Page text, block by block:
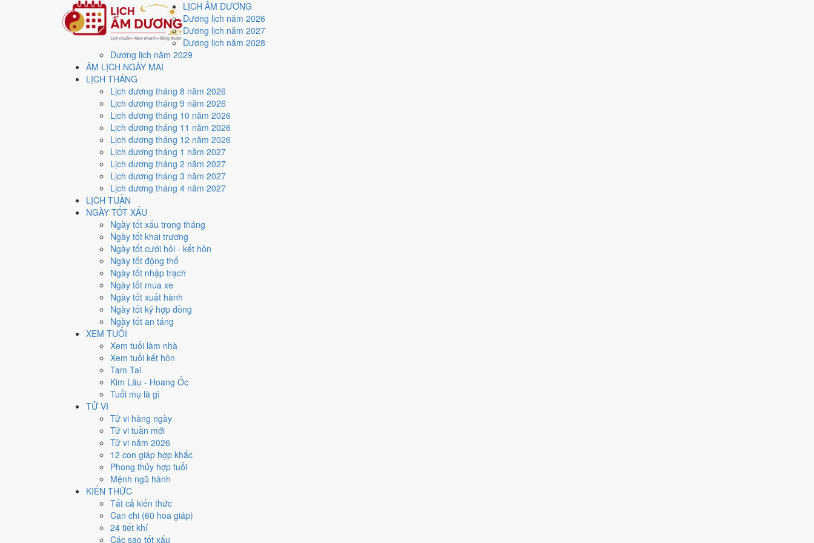
LỊCH ÂM DƯƠNG
Dương lịch năm 2026
Dương lịch năm 2027
Dương lịch năm 2028
Dương lịch năm 2029
ÂM LỊCH NGÀY MAI
LỊCH THÁNG
Lịch dương tháng 8 năm 2026
Lịch dương tháng 9 năm 2026
Lịch dương tháng 10 năm 2026
Lịch dương tháng 11 năm 2026
Lịch dương tháng 12 năm 2026
Lịch dương tháng 1 năm 2027
Lịch dương tháng 2 năm 2027
Lịch dương tháng 3 năm 2027
Lịch dương tháng 4 năm 2027
LỊCH TUẦN
NGÀY TỐT XẤU
Ngày tốt xấu trong tháng
Ngày tốt khai trương
Ngày tốt cưới hỏi - kết hôn
Ngày tốt động thổ
Ngày tốt nhập trạch
Ngày tốt mua xe
Ngày tốt xuất hành
Ngày tốt ký hợp đồng
Ngày tốt an táng
XEM TUỔI
Xem tuổi làm nhà
Xem tuổi kết hôn
Tam Tai
Kim Lâu - Hoang Ốc
Tuổi mụ là gì
TỬ VI
Tử vi hàng ngày
Tử vi tuần mới
Tử vi năm 2026
12 con giáp hợp khắc
Phong thủy hợp tuổi
Mệnh ngũ hành
KIẾN THỨC
Tất cả kiến thức
Can chi (60 hoa giáp)
24 tiết khí
Các sao tốt xấu
Trang chủ
Công cụ
Tính tuổi âm lịch
Tra tuổi mụ và tuổi dương theo năm sinh
Cập nhật: 31/07/2026
Tuổi âm lịch, quen gọi là tuổi mụ , luôn lớn hơn tuổi dương một tuổi vì người xưa tính cả thời gian trong bụng mẹ. Nhập năm sinh, trang trả về tuổi mụ của năm nay kèm can chi và con
giáp, là ba dữ kiện dùng cho hầu hết phép xem tuổi.
Chọn năm sinh dương lịch
Năm sinh dương lịch
Xem kết quả
Năm 1996 (Bính Tý) -31tuổi mụ /
Tý (Chuột)
Tuổi mụ (âm)
Tuổi dương
Tốt nghiệp THPT (dự kiến)
Sinh năm 1996 thì năm 2026 bao nhiêu tuổi mụ?
Người sinh năm 1996 (Bính Tý
31 khi xem hạn và xem tuổi theo lịch pháp, lấy 30 cho giấy tờ. Can chi Bính Tý đi kèm dùng để tra tiếp
Muốn đọc phần luận giải cho chính tuổi này, xem